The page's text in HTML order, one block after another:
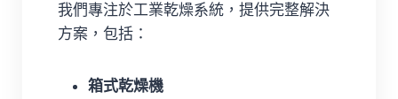
我們專注於工業乾燥系統，提供完整解決
方案，包括：
箱式乾燥機